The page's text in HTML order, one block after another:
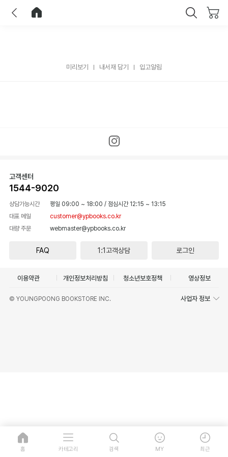
미리보기 내서재 담기 입고알림
고객센터
1544-9020
상담가능시간 평일 09:00 ~ 18:00 / 점심시간 12:15 ~ 13:15
대표 메일
customer@ypbooks.co.kr
대량 주문
webmaster@ypbooks.co.kr
FAQ 1:1고객상담 로그인
이용약관 개인정보처리방침 청소년보호정책 영상정보
© YOUNGPOONG BOOKSTORE INC. 사업자 정보
홈 카테고리 검색 MY 최근